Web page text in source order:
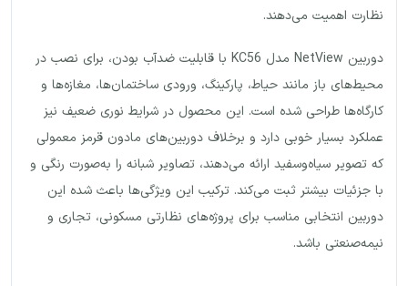
نظارت اهمیت می‌دهند.
دوربین NetView مدل KC56 با قابلیت ضدآب بودن، برای نصب در
محیط‌های باز مانند حیاط، پارکینگ، ورودی ساختمان‌ها، مغازه‌ها و
کارگاه‌ها طراحی شده است. این محصول در شرایط نوری ضعیف نیز
عملکرد بسیار خوبی دارد و برخلاف دوربین‌های مادون قرمز معمولی
که تصویر سیاه‌وسفید ارائه می‌دهند، تصاویر شبانه را به‌صورت رنگی و
با جزئیات بیشتر ثبت می‌کند. ترکیب این ویژگی‌ها باعث شده این
دوربین انتخابی مناسب برای پروژه‌های نظارتی مسکونی، تجاری و
نیمه‌صنعتی باشد.